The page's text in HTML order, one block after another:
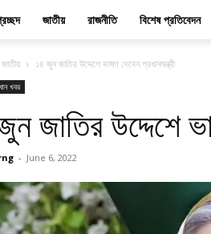
জাতীয় রাজনীতি বিশেষ প্রতিবেদন
জাতীয় ১৪ জুন জাতির উদ্দেশে ভাষণ দেবেন প্রধানমন্ত্রী
খবর
জাতির উদ্দেশে
- June 6, 2022